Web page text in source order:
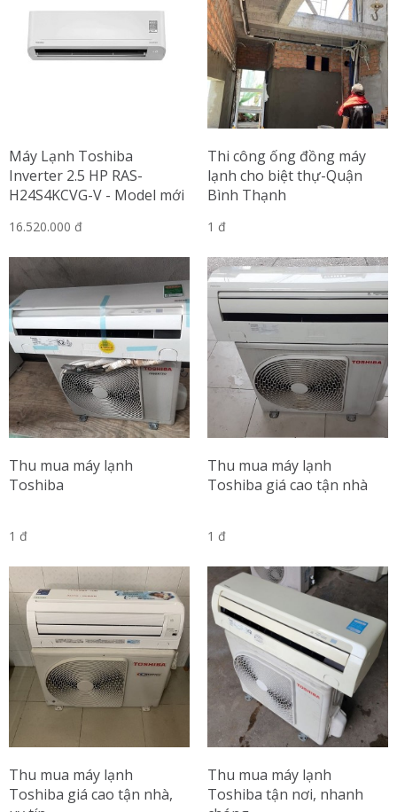
Máy Lạnh Toshiba
Inverter 2.5 HP RAS-
H24S4KCVG-V - Model mới
16.520.000 đ
Thi công ống đồng máy
lạnh cho biệt thự-Quận
Bình Thạnh
1 đ
Thu mua máy lạnh
Toshiba
1 đ
Thu mua máy lạnh
Toshiba giá cao tận nhà
1 đ
Thu mua máy lạnh
Toshiba giá cao tận nhà,
Thu mua máy lạnh
Toshiba tận nơi, nhanh